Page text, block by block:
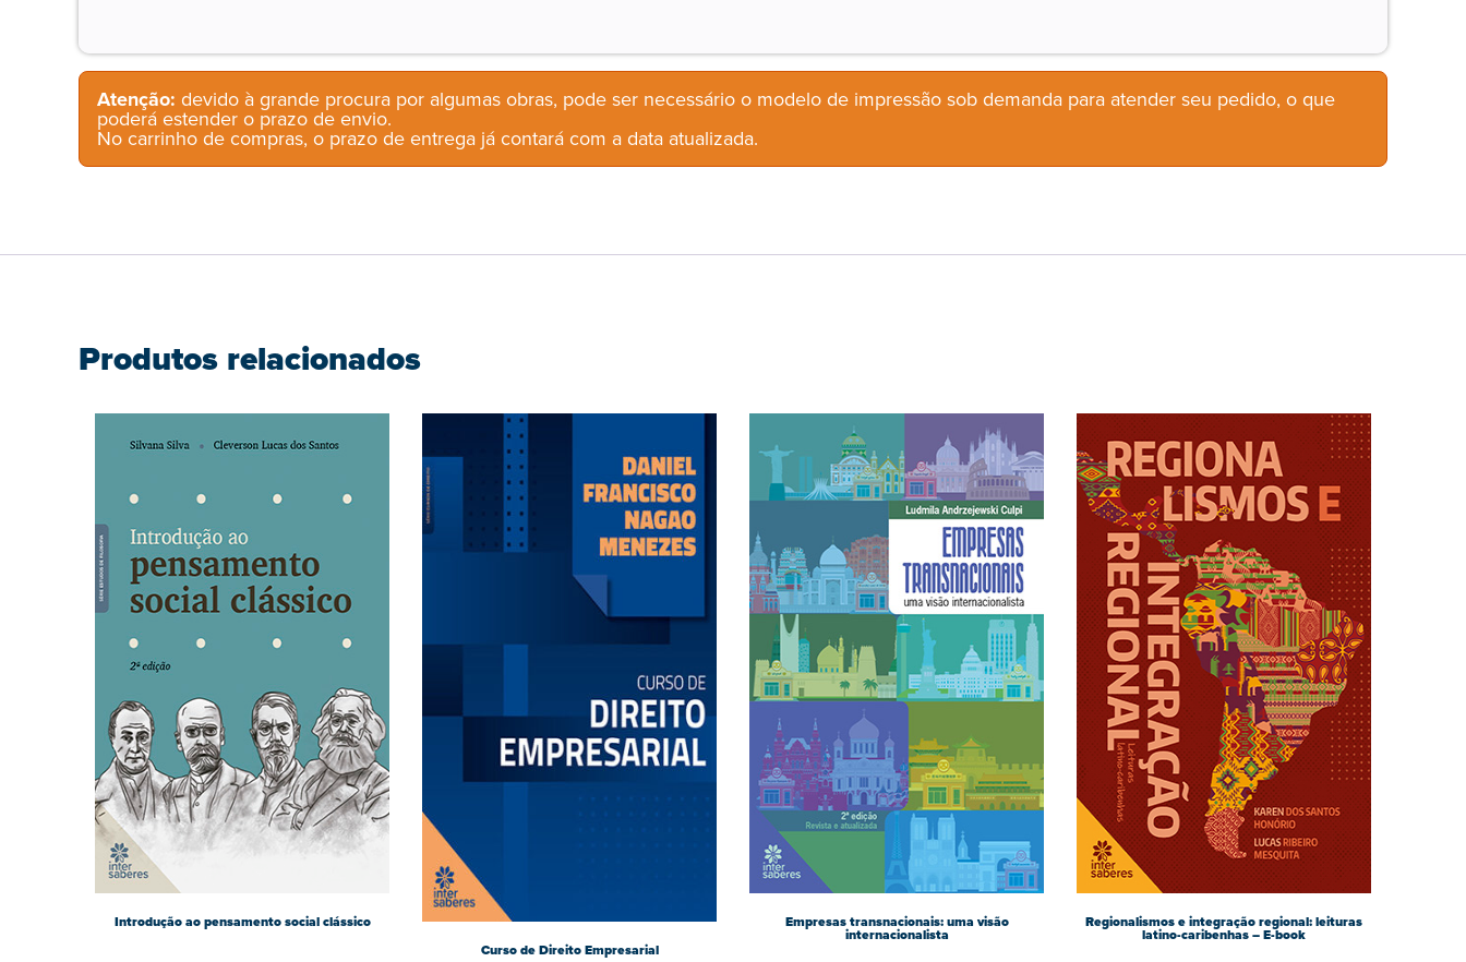
Atenção: devido à grande procura por algumas obras, pode ser necessário o modelo de impressão sob demanda para atender seu pedido, o que
poderá estender o prazo de envio.
No carrinho de compras, o prazo de entrega já contará com a data atualizada.
Produtos relacionados
Introdução ao pensamento social clássico
Curso de Direito Empresarial
Empresas transnacionais: uma visão
internacionalista
Regionalismos e integração regional: leituras
latino-caribenhas – E-book